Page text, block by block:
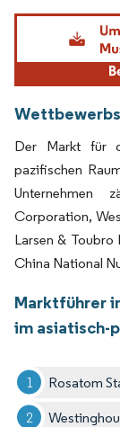
Bild © Mordor
Der Markt für
pazifischen
Unternehmen
Corporation,
Larsen &
China National
Marktführer
im asiatisch-
Rosatom